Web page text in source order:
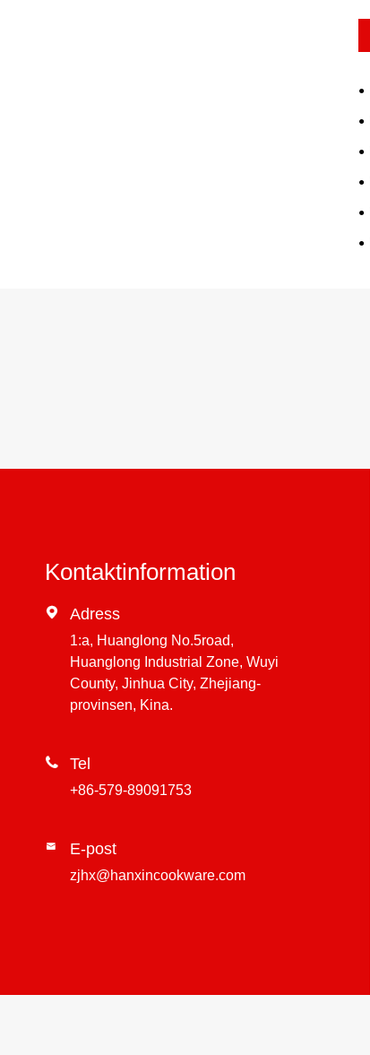
Kontaktinformation
 Adress
1:a, Huanglong No.5road,
Huanglong Industrial Zone, Wuyi
County, Jinhua City, Zhejiang-
provinsen, Kina.
 Tel
+86-579-89091753
 E-post
zjhx@hanxincookware.com